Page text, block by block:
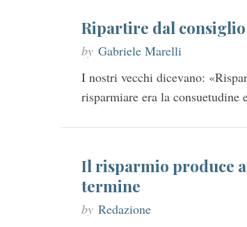
Ripartire dal
by Gabriele Marelli
I nostri vecchi dicevano:
risparmiare era la
Il risparmio produce
termine
by Redazione